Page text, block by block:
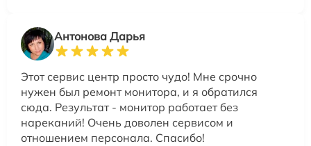
Антонова Дарья
Этот сервис центр просто чудо! Мне срочно
нужен был ремонт монитора, и я обратился
сюда. Результат - монитор работает без
нареканий! Очень доволен сервисом и
отношением персонала. Спасибо!